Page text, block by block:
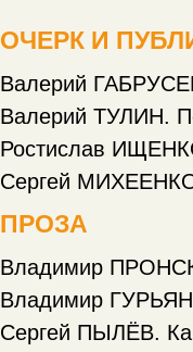
ОЧЕРК И
Валерий
Валерий ТУЛИН.
Ростислав
Сергей
ПРОЗА
Владимир
Владимир
Сергей ПЫЛЁВ.